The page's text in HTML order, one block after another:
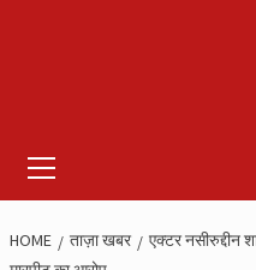
Menu
HOME ताज़ा खबर
एक्टर नसीरुद्दीन